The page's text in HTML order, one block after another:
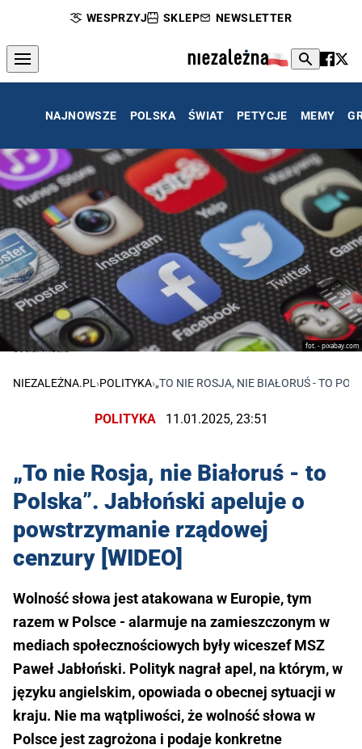
WESPRZYJ SKLEP NEWSLETTER
NAJNOWSZE POLSKA ŚWIAT PETYCJE MEMY
fot. - pixabay.com
Social media
NIEZALEŻNA.PL ›POLITYKA›„TO NIE ROSJA, NIE BIAŁORUŚ - TO
POLITYKA 11.01.2025, 23:51
„To nie Rosja, nie Białoruś - to
Polska”. Jabłoński apeluje o
powstrzymanie rządowej
cenzury [WIDEO]
Wolność słowa jest atakowana w Europie, tym
razem w Polsce - alarmuje na zamieszczonym w
mediach społecznościowych były wiceszef MSZ
Paweł Jabłoński. Polityk nagrał apel, na którym, w
języku angielskim, opowiada o obecnej sytuacji w
kraju. Nie ma wątpliwości, że wolność słowa w
Polsce jest zagrożona i podaje konkretne